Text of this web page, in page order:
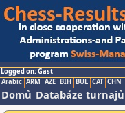
Logged on: Gast
Arabic ARM AZE BIH BUL CAT CHN
Domů Databáze turnajů